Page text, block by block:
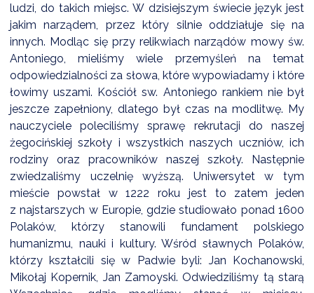
ludzi, do takich miejsc. W dzisiejszym świecie język jest
jakim narządem, przez który silnie oddziałuje się na
innych. Modląc się przy relikwiach narządów mowy św.
Antoniego, mieliśmy wiele przemyśleń na temat
odpowiedzialności za słowa, które wypowiadamy i które
łowimy uszami. Kościół sw. Antoniego rankiem nie był
jeszcze zapełniony, dlatego był czas na modlitwę. My
nauczyciele poleciliśmy sprawę rekrutacji do naszej
żegocińskiej szkoły i wszystkich naszych uczniów, ich
rodziny oraz pracowników naszej szkoły. Następnie
zwiedzaliśmy uczelnię wyższą. Uniwersytet w tym
mieście powstał w 1222 roku jest to zatem jeden
z najstarszych w Europie, gdzie studiowało ponad 1600
Polaków, którzy stanowili fundament polskiego
humanizmu, nauki i kultury. Wśród sławnych Polaków,
którzy kształcili się w Padwie byli: Jan Kochanowski,
Mikołaj Kopernik, Jan Zamoyski. Odwiedziliśmy tą starą